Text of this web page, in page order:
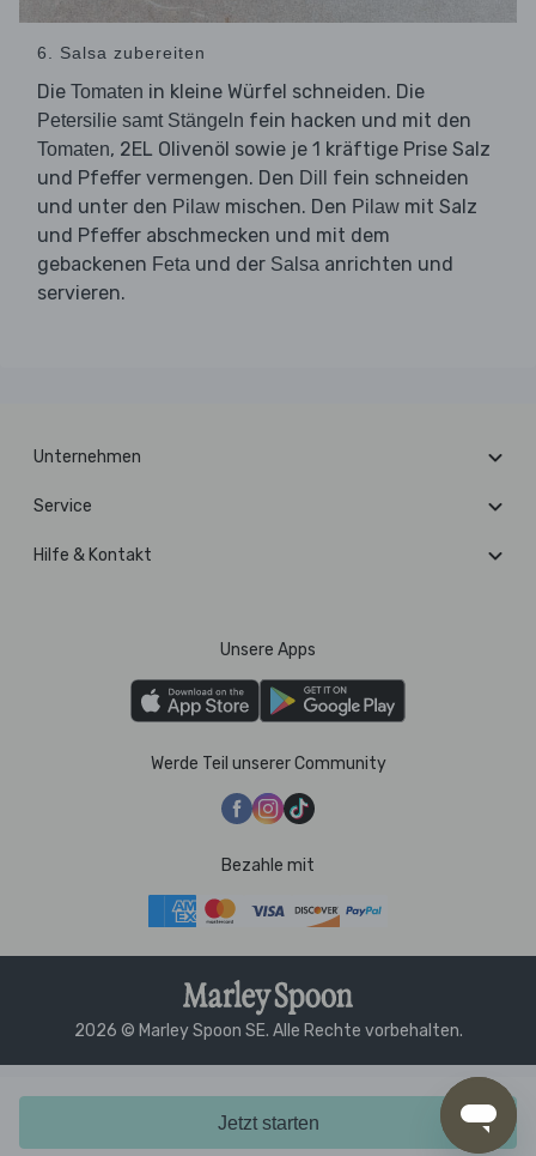
Jetzt starten
6. Salsa zubereiten
Die Tomaten in kleine Würfel schneiden. Die
Petersilie samt Stängeln fein hacken und mit den
Tomaten, 2EL Olivenöl sowie je 1 kräftige Prise Salz
und Pfeffer vermengen. Den Dill
fein schneiden
und unter den Pilaw mischen. Den Pilaw mit Salz
und Pfeffer abschmecken und mit dem
gebackenen Feta und der Salsa anrichten und
servieren.
Unternehmen
Service
Hilfe & Kontakt
Unsere Apps
Werde Teil unserer Community
Bezahle mit
2026 © Marley Spoon SE. Alle Rechte vorbehalten.